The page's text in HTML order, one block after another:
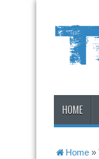
HOME
Home »